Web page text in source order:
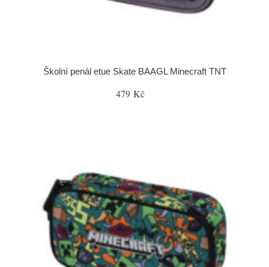
Školní penál etue Skate BAAGL Minecraft TNT
479 Kč